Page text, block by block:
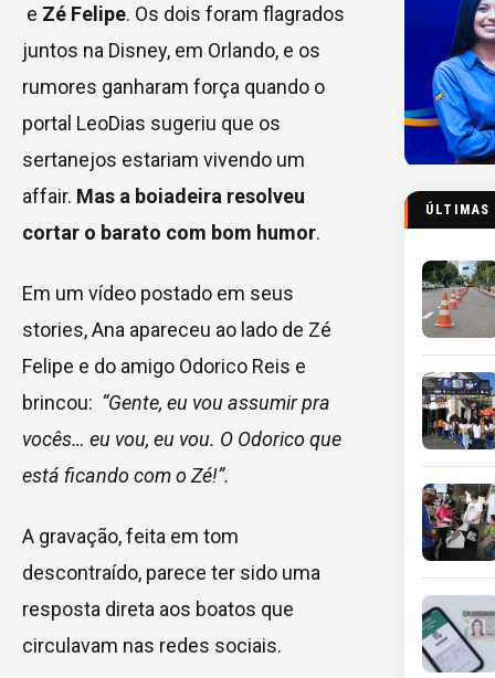
e Zé Felipe. Os dois foram flagrados
juntos na Disney, em Orlando, e os
rumores ganharam força quando o
portal LeoDias sugeriu que os
sertanejos estariam vivendo um
affair. Mas a boiadeira resolveu
cortar o barato com bom humor.
Em um vídeo postado em seus
stories, Ana apareceu ao lado de Zé
Felipe e do amigo Odorico Reis e
brincou: “Gente, eu vou assumir pra
vocês… eu vou, eu vou. O Odorico que
está ficando com o Zé!”.
A gravação, feita em tom
descontraído, parece ter sido uma
resposta direta aos boatos que
circulavam nas redes sociais.